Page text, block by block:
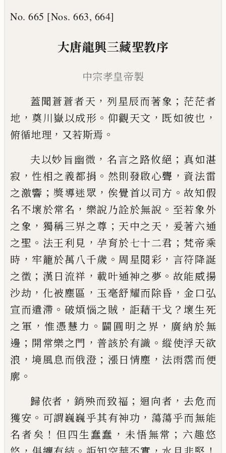
No. 665 [Nos. 663, 664]
大唐龍興三藏聖教序
中宗孝皇帝製
蓋聞蒼蒼者天 ， 列星辰而著象 ； 茫茫者
地 ， 奠川嶽以成形 。 仰觀天文 ， 既如彼也 ，
俯循地理 ， 又若斯焉 。
夫以妙旨幽微 ，名言之路攸絕 ； 真如湛
寂 ， 性相之義都捐 。 然則發啟心聾 ，資法雷
之激響 ； 獎導迷眾 ， 俟覺首以司方 。故知假
名不壞於常名 ， 樂說乃詮於無說 。 至若象外
之象 ， 獨稱三界之尊 ； 天中之天 ， 爰著六通
之聖 。 法王利見 ，孕育於七十二君 ； 梵帝乘
時 ， 牢籠於萬八千歲 。 周星閱彩 ， 言符降誕
之徵 ； 漢日流祥 ， 載叶通神之夢 。 故能威揚
沙劫 ， 化被塵區 ， 玉毫舒耀而除昏 ， 金口弘
宣而遣滯 。 破煩惱之賊 ， 詎藉干戈 ？ 壞生死
之軍 ， 惟憑慧力 。 闢圓明之界 ， 廣納於無
邊 ； 開常樂之門 ， 普該於有識 。 縱使浮天欲
浪 ，境風息而俄澄 ； 漲日情塵 ， 法雨霑而便
廓 。
歸依者 ， 銷殃而致福 ； 迴向者 ，去危而
獲安 。 可謂巍巍乎其有神功 ， 蕩蕩乎而無能
名者矣 ！ 但四生蠢蠢 ， 未悟無常 ； 六趣悠